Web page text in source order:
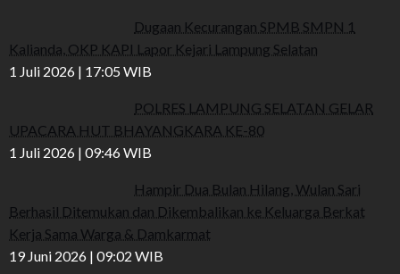
Dugaan Kecurangan SPMB SMPN 1
Kalianda, OKP KAPI Lapor Kejari Lampung Selatan
1 Juli 2026 | 17:05 WIB
POLRES LAMPUNG SELATAN GELAR
UPACARA HUT BHAYANGKARA KE-80
1 Juli 2026 | 09:46 WIB
Hampir Dua Bulan Hilang, Wulan Sari
Berhasil Ditemukan dan Dikembalikan ke Keluarga Berkat
Kerja Sama Warga & Damkarmat
19 Juni 2026 | 09:02 WIB